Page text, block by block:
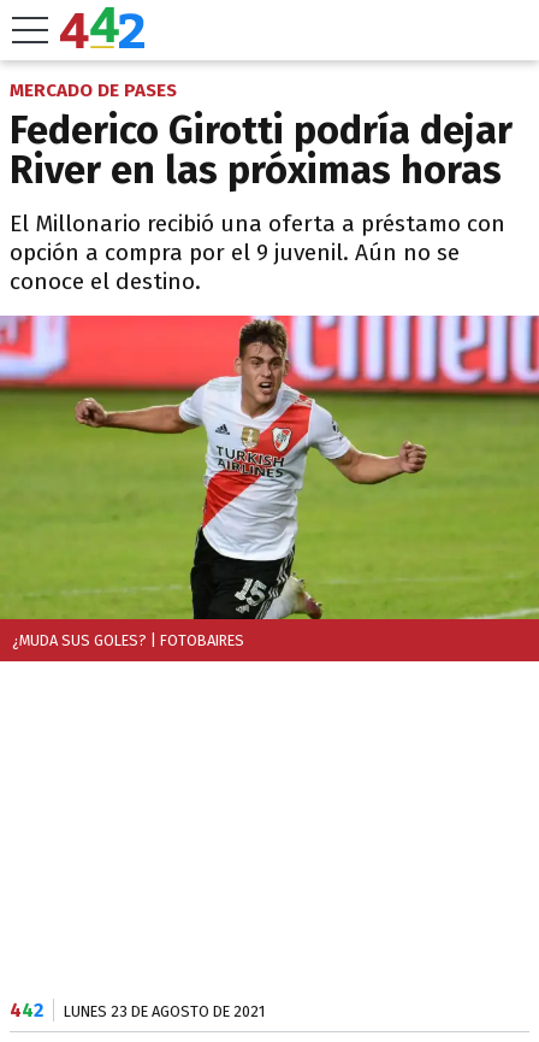
MERCADO DE PASES
Federico Girotti podría dejar
River en las próximas horas
El Millonario recibió una oferta a préstamo con
opción a compra por el 9 juvenil. Aún no se
conoce el destino.
¿MUDA SUS GOLES? | FOTOBAIRES
442 LUNES 23 DE AGOSTO DE 2021